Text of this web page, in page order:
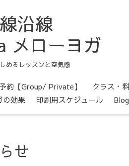
沿線
メローヨガ
めるレッスンと空気感
約【Group/ Private】 クラス・
の効果 印刷用スケジュール Blog
せ